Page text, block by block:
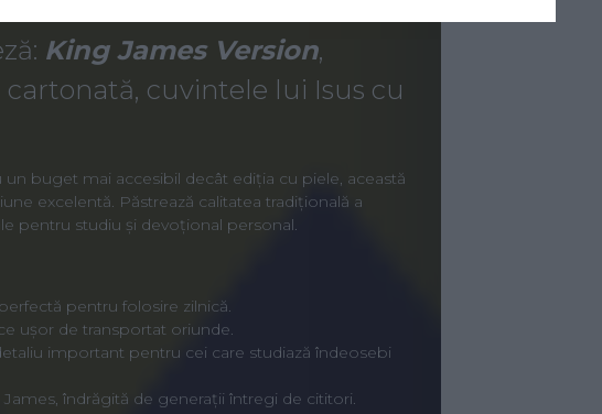
King James Version,
cuvintele lui Isus cu
un buget mai accesibil decât ediția cu piele, această
excelentă. Păstrează calitatea tradițională a
pentru studiu și devoțional personal.
pentru folosire zilnică.
ușor de transportat oriunde.
important pentru cei care studiază îndeosebi
James, îndrăgită de generații întregi de cititori.